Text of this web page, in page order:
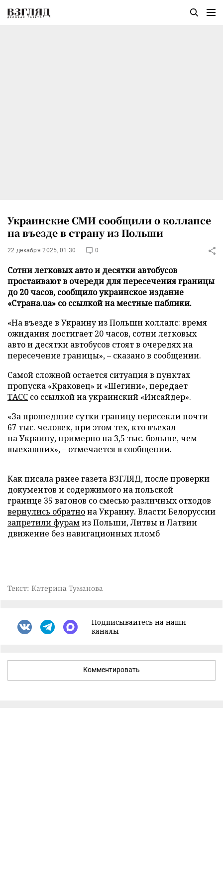
Украинские СМИ сообщили о коллапсе
на въезде в страну из Польши
22 декабря 2025, 01:30 0
Сотни легковых авто и десятки автобусов
простаивают в очереди для пересечения границы
до 20 часов, сообщило украинское издание
«Страна.ua» со ссылкой на местные паблики.
«На въезде в Украину из Польши коллапс: время
ожидания достигает 20 часов, сотни легковых
авто и десятки автобусов стоят в очередях на
пересечение границы», – сказано в сообщении.
Самой сложной остается ситуация в пунктах
пропуска «Краковец» и «Шегини», передает
ТАСС со ссылкой на украинский «Инсайдер».
«За прошедшие сутки границу пересекли почти
67 тыс. человек, при этом тех, кто въехал
на Украину, примерно на 3,5 тыс. больше, чем
выехавших», – отмечается в сообщении.
Как писала ранее газета ВЗГЛЯД, после проверки
документов и содержимого на польской
границе 35 вагонов со смесью различных отходов
вернулись обратнона Украину. Власти Белоруссии
запретили фурамиз Польши, Литвы и Латвии
движение без навигационных пломб
Текст: Катерина Туманова
Подписывайтесь на наши
каналы
Комментировать